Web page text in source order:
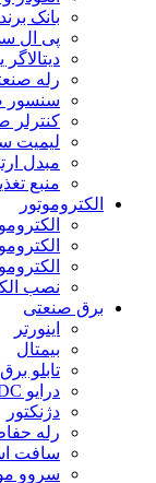
بانک
پی ال
دیتالاگر
رله
سنسور
کنترلر
لیمیت
مبدل
منبع
الکتروموتور
نصب
برق صنعتی
اینورتر
بیمتال
تابلو برق
درایو DC
دژنکتور
رله
سافت
سروو